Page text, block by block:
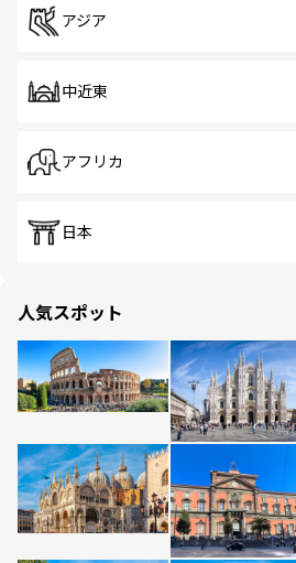
アジア
中近東
アフリカ
日本
人気スポット